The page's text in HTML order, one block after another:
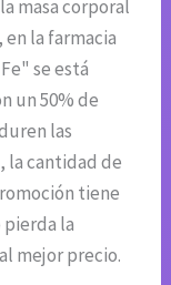
masa corporal
la farmacia
se está
un 50% de
las
la cantidad de
tiene
la
mejor precio.